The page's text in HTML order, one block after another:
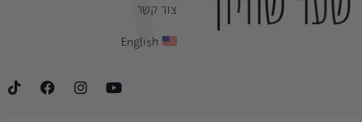
צור קשר
English